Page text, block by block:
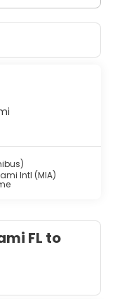
Intl (MIA)
FL to